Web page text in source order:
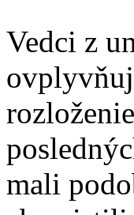
Vedci z
mali